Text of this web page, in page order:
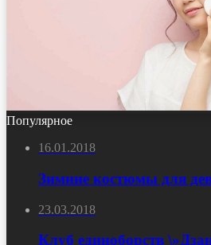
Популярное
16.01.2018
Зимние костюмы для
23.03.2018
Клуб единоборств